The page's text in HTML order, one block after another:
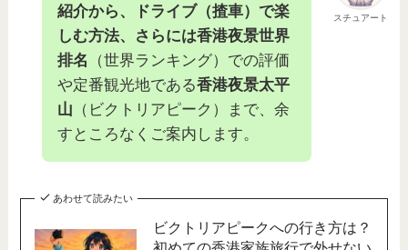
スチュアート
紹介から、ドライブ（揸車）で楽
しむ方法、さらには香港夜景世界
排名
（世界ランキング）での評価
や定番観光地である香港夜景太平
山 （ビクトリアピーク）まで、余
すところなくご案内します。
あわせて読みたい
ビクトリアピークへの行き方は？